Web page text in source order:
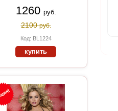
1260 руб.
2100руб.
Код: BL1224
купить